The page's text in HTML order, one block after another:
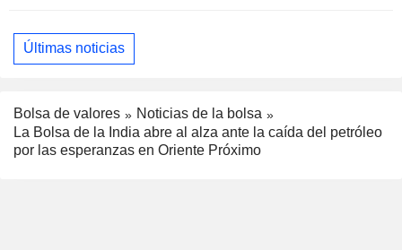
Últimas noticias
Bolsa de valores
Noticias de la bolsa
La Bolsa de la India abre al alza ante la caída del petróleo
por las esperanzas en Oriente Próximo